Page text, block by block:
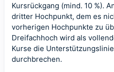
Kursrückgang (mind. 10 %).
dritter Hochpunkt, dem es
vorherigen Hochpunkte zu
Dreifachhoch wird als
Kurse die
durchbrechen.